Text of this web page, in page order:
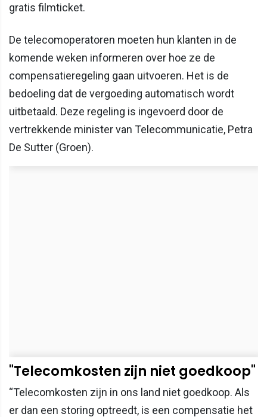
gratis filmticket.
De telecomoperatoren moeten hun klanten in de
komende weken informeren over hoe ze de
compensatieregeling gaan uitvoeren. Het is de
bedoeling dat de vergoeding automatisch wordt
uitbetaald. Deze regeling is ingevoerd door de
vertrekkende minister van Telecommunicatie, Petra
De Sutter (Groen).
"Telecomkosten zijn niet goedkoop"
“Telecomkosten zijn in ons land niet goedkoop. Als
er dan een storing optreedt, is een compensatie het